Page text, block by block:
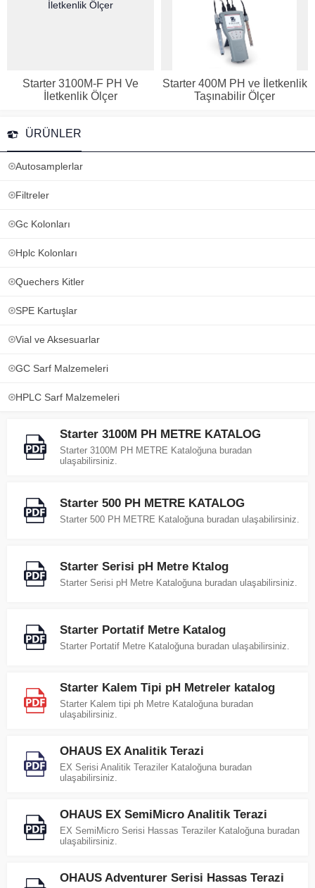
Starter 3100M-F PH Ve
İletkenlik Ölçer
Starter 400M PH ve İletkenlik
Taşınabilir Ölçer
ÜRÜNLER
Autosamplerlar
Filtreler
Gc Kolonları
Hplc Kolonları
Quechers Kitler
SPE Kartuşlar
Vial ve Aksesuarlar
GC Sarf Malzemeleri
HPLC Sarf Malzemeleri
Starter 3100M PH METRE KATALOG
Starter 3100M PH METRE Kataloğuna buradan
ulaşabilirsiniz.
Starter 500 PH METRE KATALOG
Starter 500 PH METRE Kataloğuna buradan ulaşabilirsiniz.
Starter Serisi pH Metre Ktalog
Starter Serisi pH Metre Kataloğuna buradan ulaşabilirsiniz.
Starter Portatif Metre Katalog
Starter Portatif Metre Kataloğuna buradan ulaşabilirsiniz.
Starter Kalem Tipi pH Metreler katalog
Starter Kalem tipi ph Metre Kataloğuna buradan
ulaşabilirsiniz.
OHAUS EX Analitik Terazi
EX Serisi Analitik Teraziler Kataloğuna buradan
ulaşabilirsiniz.
OHAUS EX SemiMicro Analitik Terazi
EX SemiMicro Serisi Hassas Teraziler Kataloğuna buradan
ulaşabilirsiniz.
OHAUS Adventurer Serisi Hassas Terazi